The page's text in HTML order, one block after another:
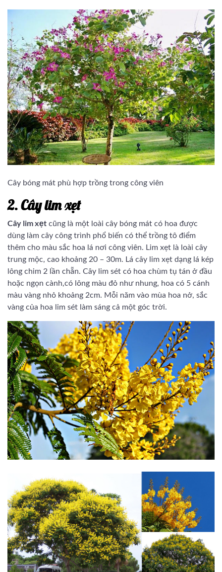
Cây bóng mát phù hợp trồng trong công viên
2. Cây lim xẹt
Cây lim xẹt cũng là một loài cây bóng mát có hoa được
dùng làm cây công trình phổ biến có thể trồng tô điểm
thêm cho màu sắc hoa lá nơi công viên. Lim xẹt là loài cây
trung mộc, cao khoảng 20 – 30m. Lá cây lim xẹt dạng lá kép
lông chim 2 lần chẵn. Cây lim sét có hoa chùm tụ tán ở đầu
hoặc ngọn cành,có lông màu đỏ như nhung, hoa có 5 cánh
màu vàng nhỏ khoảng 2cm. Mỗi năm vào mùa hoa nở, sắc
vàng của hoa lim sét làm sáng cả một góc trời.